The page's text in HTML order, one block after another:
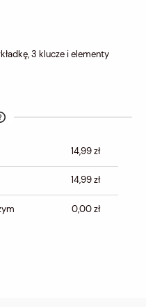
3 klucze i elementy
14,99 zł
14,99 zł
0,00 zł